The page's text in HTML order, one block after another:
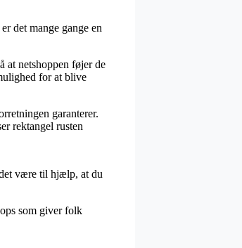
det mange gange en
at netshoppen føjer de
for at blive
garanterer.
rektangel rusten
være til hjælp, at du
som giver folk